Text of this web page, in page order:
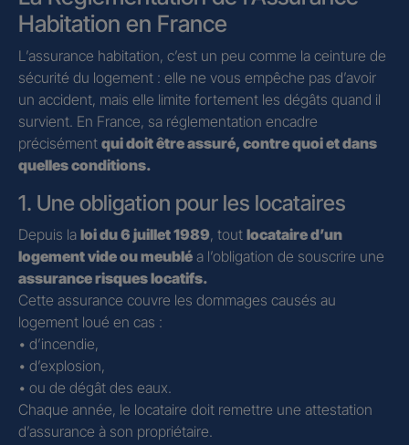
Habitation en France
L’assurance habitation, c’est un peu comme la ceinture de
sécurité du logement : elle ne vous empêche pas d’avoir
un accident, mais elle limite fortement les dégâts quand il
survient. En France, sa réglementation encadre
précisément qui doit être assuré, contre quoi et dans
quelles conditions.
1. Une obligation pour les locataires
Depuis la loi du 6 juillet 1989, tout locataire d’un
logement vide ou meublé a l’obligation de souscrire une
assurance risques locatifs.
Cette assurance couvre les dommages causés au
logement loué en cas :
• d’incendie,
• d’explosion,
• ou de dégât des eaux.
Chaque année, le locataire doit remettre une attestation
d’assurance à son propriétaire.